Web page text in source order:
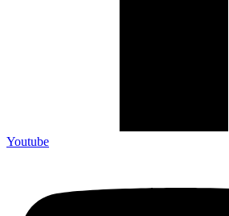
Youtube